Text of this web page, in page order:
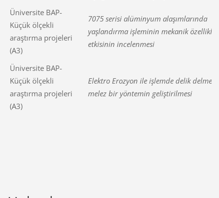
Üniversite BAP-
Küçük ölçekli
araştırma projeleri
(A3)
7075 serisi alüminyum alaşımlarında
yaşlandırma işleminin mekanik
etkisinin incelenmesi
Üniversite BAP-
Küçük ölçekli
araştırma projeleri
(A3)
Elektro Erozyon ile işlemde delik delme
melez bir yöntemin geliştirilmesi